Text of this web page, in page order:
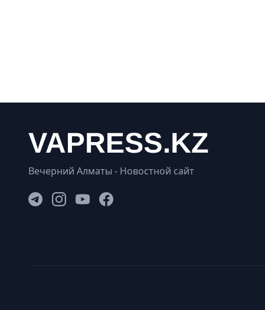
Вечерний Алматы - Новостной сайт